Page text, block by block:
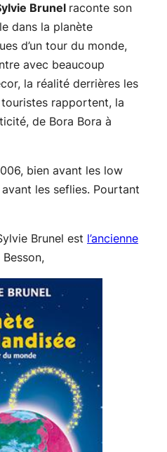
Brunel raconte son
dans la planète
d’un tour du monde,
avec beaucoup
la réalité derrières les
rapportent, la
de Bora Bora à
bien avant les low
les seflies. Pourtant
Brunel est l’ancienne